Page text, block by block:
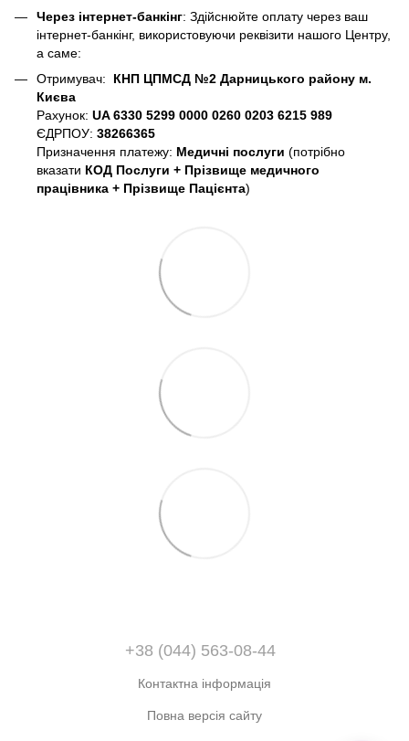
Через інтернет-банкінг: Здійснюйте оплату через ваш
інтернет-банкінг, використовуючи реквізити нашого Центру,
а саме:
Отримувач:
КНП ЦПМСД №2 Дарницького району м.
Києва
Рахунок: UA 6330 5299 0000 0260 0203 6215 989
ЄДРПОУ: 38266365
Призначення платежу: Медичні послуги (потрібно
вказати КОД Послуги + Прізвище медичного
працівника + Прізвище Пацієнта)
+38 (044) 563-08-44
Контактна інформація
Повна версія сайту